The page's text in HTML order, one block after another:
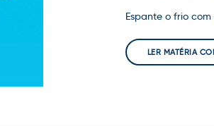
Espante o frio
LER MATÉRIA